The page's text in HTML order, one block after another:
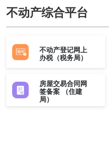
不动产综合平台
不动产登记网上
办税（税务局）
房屋交易合同网
签备案 （住建
局）